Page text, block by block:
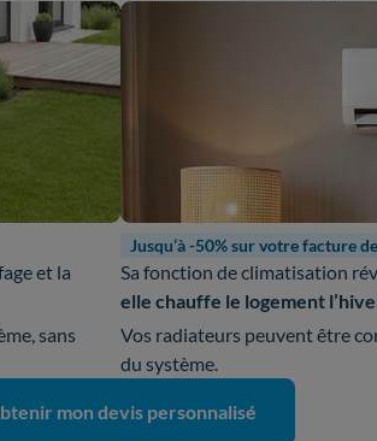
et la
sans
Jusqu’à -50% sur votre facture
Sa fonction de climatisation
elle chauffe le logement
Vos radiateurs peuvent être
du système.
mon devis personnalisé